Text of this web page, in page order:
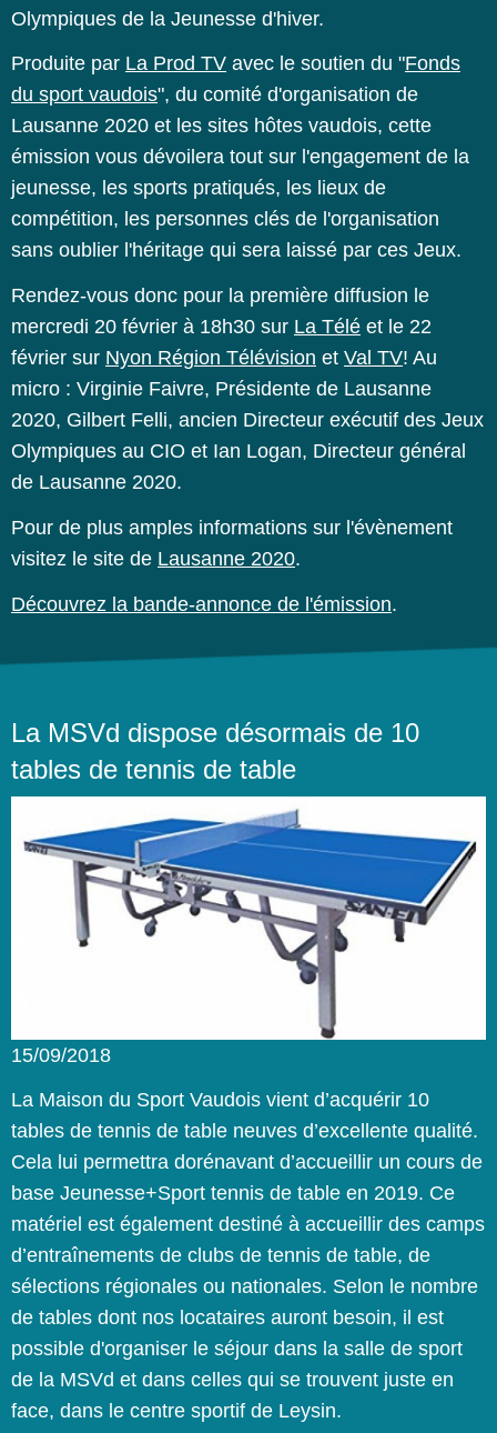
Olympiques de la Jeunesse d'hiver.
Produite par La Prod TV avec le soutien du "Fonds
du sport vaudois", du comité d'organisation de
Lausanne 2020 et les sites hôtes vaudois, cette
émission vous dévoilera tout sur l'engagement de la
jeunesse, les sports pratiqués, les lieux de
compétition, les personnes clés de l'organisation
sans oublier l'héritage qui sera laissé par ces Jeux.
Rendez-vous donc pour la première diffusion le
mercredi 20 février à 18h30 sur La Télé et le 22
février sur Nyon Région Télévision et Val TV! Au
micro : Virginie Faivre, Présidente de Lausanne
2020, Gilbert Felli, ancien Directeur exécutif des Jeux
Olympiques au CIO et Ian Logan, Directeur général
de Lausanne 2020.
Pour de plus amples informations sur l'évènement
visitez le site de Lausanne 2020.
Découvrez la bande-annonce de l'émission.
La MSVd dispose désormais de 10
tables de tennis de table
15/09/2018
La Maison du Sport Vaudois vient d’acquérir 10
tables de tennis de table neuves d’excellente qualité.
Cela lui permettra dorénavant d’accueillir un cours de
base Jeunesse+Sport tennis de table en 2019. Ce
matériel est également destiné à accueillir des camps
d’entraînements de clubs de tennis de table, de
sélections régionales ou nationales. Selon le nombre
de tables dont nos locataires auront besoin, il est
possible d'organiser le séjour dans la salle de sport
de la MSVd et dans celles qui se trouvent juste en
face, dans le centre sportif de Leysin.